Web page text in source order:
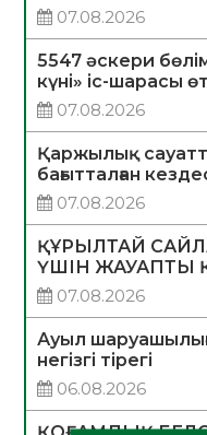
07.08.2026
5547 әскери
күні» іс-шарасы
07.08.2026
Қаржылық
бағытталған
07.08.2026
ҚҰРЫЛТАЙ
ҮШІН ЖАУАПТЫ
07.08.2026
Ауыл
негізгі тірегі
06.08.2026